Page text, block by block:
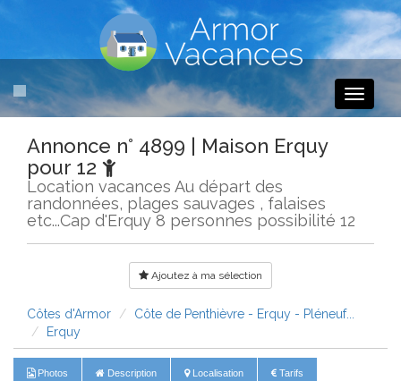
Toggle
Annonce n° 4899 | Maison Erquy
pour 12
Location vacances Au départ des
randonnées, plages sauvages , falaises
etc...Cap d'Erquy 8 personnes possibilité 12
Ajoutez à ma sélection
Côtes d'Armor
Côte de Penthièvre - Erquy - Pléneuf...
Erquy
Photos Description Localisation Tarifs